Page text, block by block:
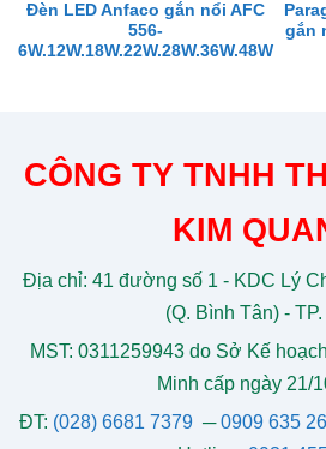
Đèn LED Anfaco gắn nổi AFC
556-
6W.12W.18W.22W.28W.36W.48W
gắn
CÔNG TY TNHH
KIM
Địa chỉ: 41 đường số 1 - KDC Lý
(Q. Bình Tân) -
MST: 0311259943 do Sở Kế
Minh cấp ngày 21/
ĐT: (028) 6681 7379 ─0909 635